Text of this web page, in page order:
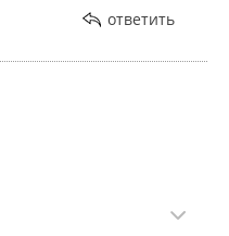
ответить